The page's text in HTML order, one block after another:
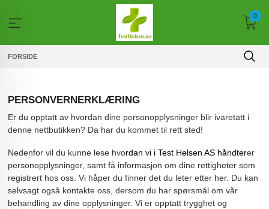
innholdet
0
FORSIDE
PERSONVERNERKLÆRING
Er du opptatt av hvordan dine personopplysninger blir ivaretatt i
denne nettbutikken? Da har du kommet til rett sted!
Nedenfor vil du kunne lese hvordan vi i Test Helsen AS håndterer
personopplysninger, samt få informasjon om dine rettigheter som
registrert hos oss. Vi håper du finner det du leter etter her. Du kan
selvsagt også kontakte oss, dersom du har spørsmål om vår
behandling av dine opplysninger. Vi er opptatt trygghet og